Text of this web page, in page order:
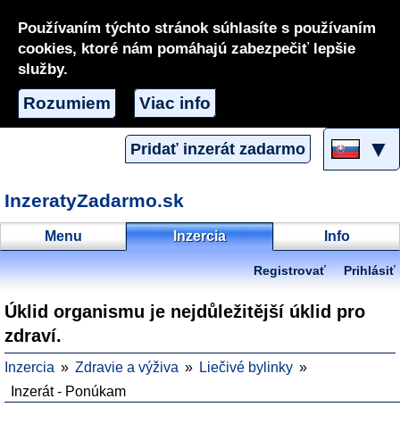
Používaním týchto stránok súhlasíte s používaním
cookies, ktoré nám pomáhajú zabezpečiť lepšie
služby.
Rozumiem Viac info
Pridať inzerát zadarmo ▼
InzeratyZadarmo.sk
Menu Inzercia Info
Registrovať Prihlásiť
Úklid organismu je nejdůležitější úklid pro
zdraví.
Inzercia Zdravie a výživa
Liečivé bylinky
Inzerát - Ponúkam